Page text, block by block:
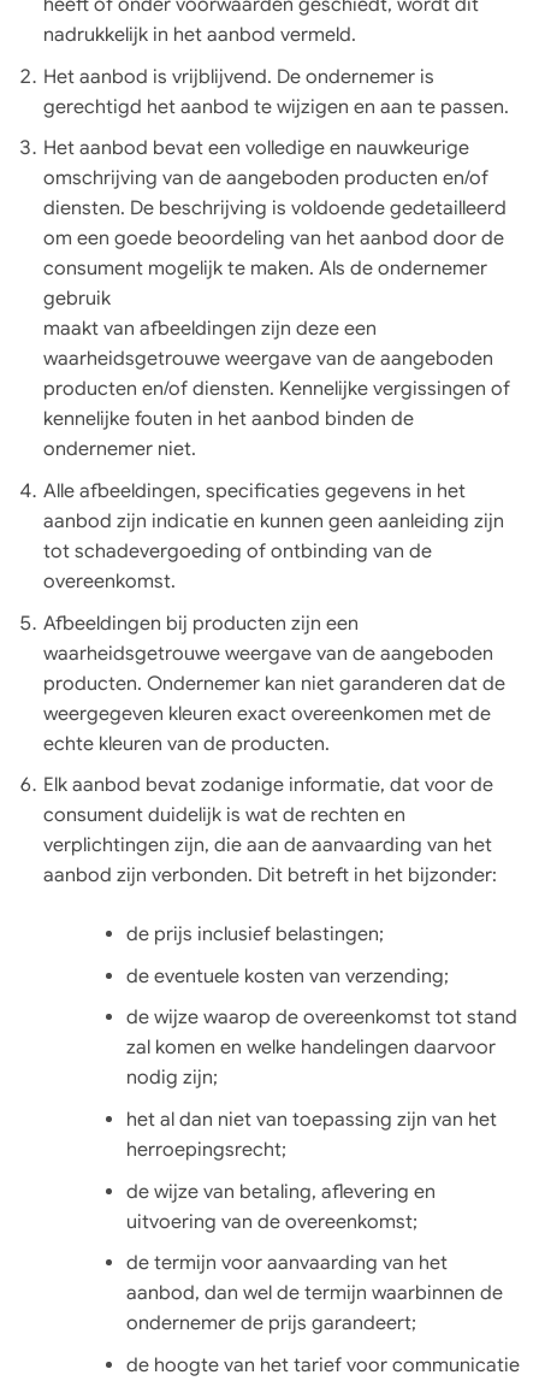
heeft of onder voorwaarden geschiedt, wordt dit
nadrukkelijk in het aanbod vermeld.
Het aanbod is vrijblijvend. De ondernemer is
gerechtigd het aanbod te wijzigen en aan te passen.
Het aanbod bevat een volledige en nauwkeurige
omschrijving van de aangeboden producten en/of
diensten. De beschrijving is voldoende gedetailleerd
om een goede beoordeling van het aanbod door de
consument mogelijk te maken. Als de ondernemer
gebruik
maakt van afbeeldingen zijn deze een
waarheidsgetrouwe weergave van de aangeboden
producten en/of diensten. Kennelijke vergissingen of
kennelijke fouten in het aanbod binden de
ondernemer niet.
Alle afbeeldingen, specificaties gegevens in het
aanbod zijn indicatie en kunnen geen aanleiding zijn
tot schadevergoeding of ontbinding van de
overeenkomst.
Afbeeldingen bij producten zijn een
waarheidsgetrouwe weergave van de aangeboden
producten. Ondernemer kan niet garanderen dat de
weergegeven kleuren exact overeenkomen met de
echte kleuren van de producten.
Elk aanbod bevat zodanige informatie, dat voor de
consument duidelijk is wat de rechten en
verplichtingen zijn, die aan de aanvaarding van het
aanbod zijn verbonden. Dit betreft in het bijzonder:
de prijs inclusief belastingen;
de eventuele kosten van verzending;
de wijze waarop de overeenkomst tot stand
zal komen en welke handelingen daarvoor
nodig zijn;
het al dan niet van toepassing zijn van het
herroepingsrecht;
de wijze van betaling, aflevering en
uitvoering van de overeenkomst;
de termijn voor aanvaarding van het
aanbod, dan wel de termijn waarbinnen de
ondernemer de prijs garandeert;
de hoogte van het tarief voor communicatie